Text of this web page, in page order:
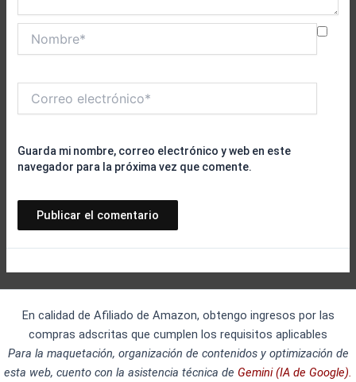
electrónico*
Guarda mi nombre, correo electrónico y web en este
navegador para la próxima vez que comente.
En calidad de Afiliado de Amazon, obtengo ingresos por las
compras adscritas que cumplen los requisitos aplicables
Para la maquetación, organización de contenidos y optimización de
esta web, cuento con la asistencia técnica de Gemini (IA de Google).